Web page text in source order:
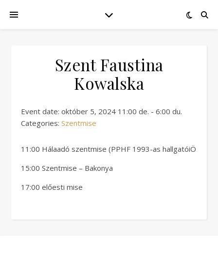
Szent Faustina
Kowalska
Event date: október 5, 2024 11:00 de. - 6:00 du.
Categories: Szentmise
11:00 Hálaadó szentmise (PPHF 1993-as hallgatóiÖ
15:00 Szentmise – Bakonya
17:00 előesti mise